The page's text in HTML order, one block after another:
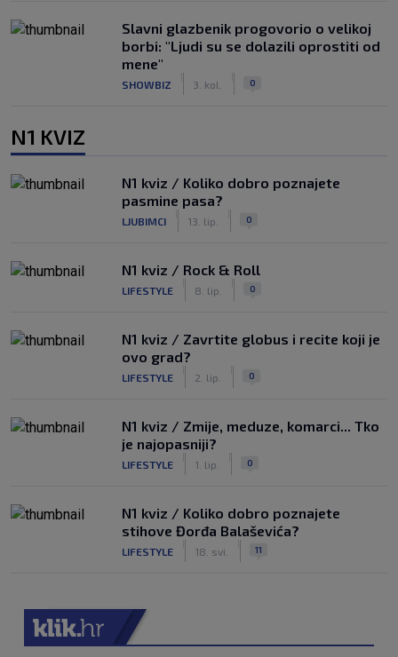
Slavni glazbenik progovorio o velikoj
borbi: "Ljudi su se dolazili oprostiti od
mene"
SHOWBIZ 3. kol. 0
N1 KVIZ
N1 kviz / Koliko dobro poznajete
pasmine pasa?
LJUBIMCI 13. lip. 0
N1 kviz / Rock & Roll
LIFESTYLE 8. lip. 0
N1 kviz / Zavrtite globus i recite koji je
ovo grad?
LIFESTYLE 2. lip. 0
N1 kviz / Zmije, meduze, komarci... Tko
je najopasniji?
LIFESTYLE 1. lip. 0
N1 kviz / Koliko dobro poznajete
stihove Đorđa Balaševića?
LIFESTYLE 18. svi. 11